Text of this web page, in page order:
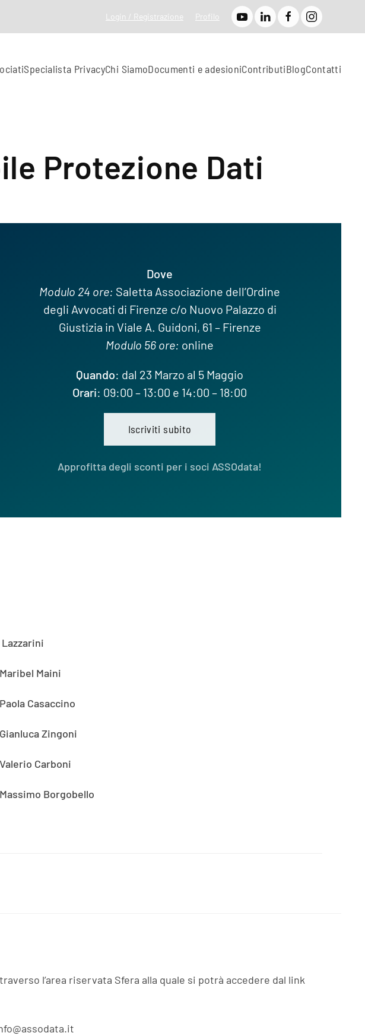
Login / Registrazione Profilo
Specialista PrivacyChi SiamoDocumenti e adesioniContributiBlogContatti
Protezione Dati
Dove
Modulo 24 ore: Saletta Associazione dell’Ordine
degli Avvocati di Firenze c/o Nuovo Palazzo di
Giustizia in Viale A. Guidoni, 61 – Firenze
Modulo 56 ore: online
Quando: dal 23 Marzo al 5 Maggio
Orari: 09:00 – 13:00 e 14:00 – 18:00
Iscriviti subito
Approfitta degli sconti per i soci ASSOdata!
Maini
Casaccino
Zingoni
Carboni
Borgobello
l’area riservata Sfera alla quale si potrà accedere dal link